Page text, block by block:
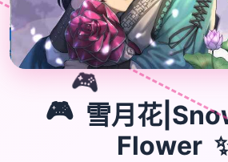
🎮
🎮 雪月花
Flower